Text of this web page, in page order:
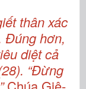
thân xác
Đúng hơn,
diệt cả
“Đừng